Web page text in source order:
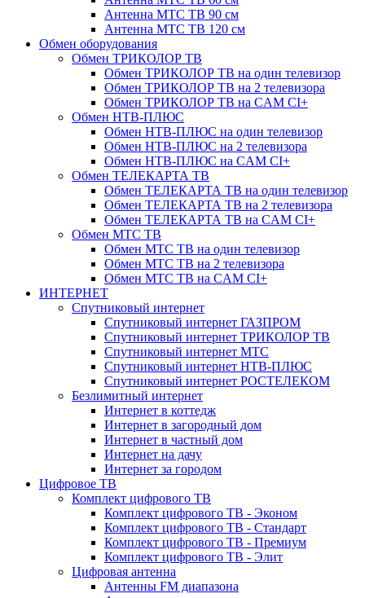
Антенна МТС ТВ 90 см
Антенна МТС ТВ 120 см
Обмен оборудования
Обмен ТРИКОЛОР ТВ
Обмен ТРИКОЛОР ТВ на один телевизор
Обмен ТРИКОЛОР ТВ на 2 телевизора
Обмен ТРИКОЛОР ТВ на CAM CI+
Обмен НТВ-ПЛЮС
Обмен НТВ-ПЛЮС на один телевизор
Обмен НТВ-ПЛЮС на 2 телевизора
Обмен НТВ-ПЛЮС на CAM CI+
Обмен ТЕЛЕКАРТА ТВ
Обмен ТЕЛЕКАРТА ТВ на один телевизор
Обмен ТЕЛЕКАРТА ТВ на 2 телевизора
Обмен ТЕЛЕКАРТА ТВ на CAM CI+
Обмен МТС ТВ
Обмен МТС ТВ на один телевизор
Обмен МТС ТВ на 2 телевизора
Обмен МТС ТВ на CAM CI+
ИНТЕРНЕТ
Спутниковый интернет
Спутниковый интернет ГАЗПРОМ
Спутниковый интернет ТРИКОЛОР ТВ
Спутниковый интернет МТС
Спутниковый интернет НТВ-ПЛЮС
Спутниковый интернет РОСТЕЛЕКОМ
Безлимитный интернет
Интернет в коттедж
Интернет в загородный дом
Интернет в частный дом
Интернет на дачу
Интернет за городом
Цифровое ТВ
Комплект цифрового ТВ
Комплект цифрового ТВ - Эконом
Комплект цифрового ТВ - Стандарт
Комплект цифрового ТВ - Премиум
Комплект цифрового ТВ - Элит
Цифровая антенна
Антенны FM диапазона